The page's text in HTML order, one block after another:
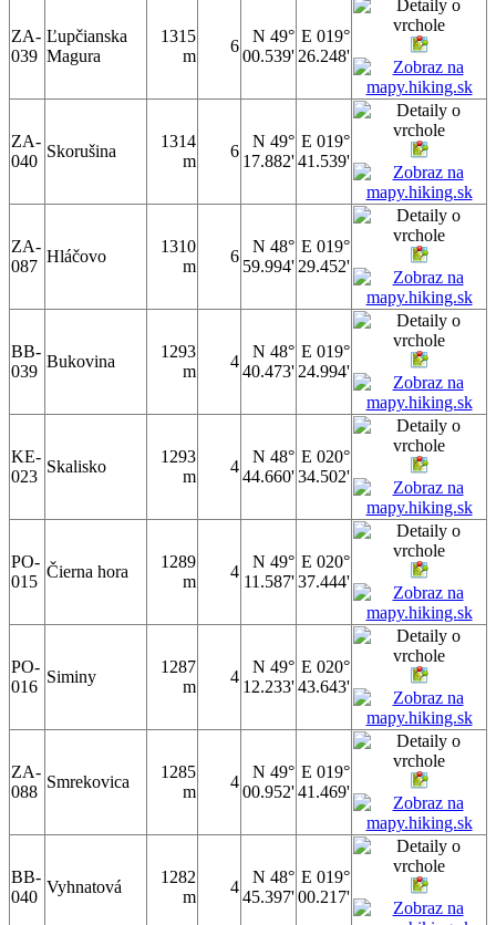
ZA-
039
Ľupčianska
Magura
1315
m
6
N 49°
00.539'
E 019°
26.248'
ZA-
040
Skorušina
1314
m
6
N 49°
17.882'
E 019°
41.539'
ZA-
087
Hláčovo
1310
m
6
N 48°
59.994'
E 019°
29.452'
BB-
039
Bukovina
1293
m
4
N 48°
40.473'
E 019°
24.994'
KE-
023
Skalisko
1293
m
4
N 48°
44.660'
E 020°
34.502'
PO-
015
Čierna hora
1289
m
4
N 49°
11.587'
E 020°
37.444'
PO-
016
Siminy
1287
m
4
N 49°
12.233'
E 020°
43.643'
ZA-
088
Smrekovica
1285
m
4
N 49°
00.952'
E 019°
41.469'
BB-
040
Vyhnatová
1282
m
4
N 48°
45.397'
E 019°
00.217'